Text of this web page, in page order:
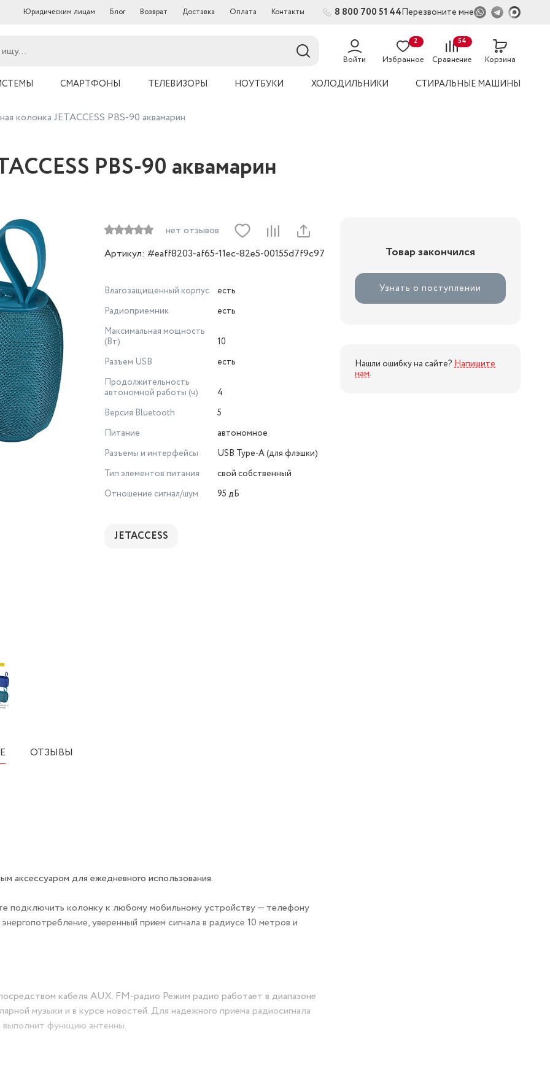
Юридическим лицам Блог Возврат Доставка Оплата Контакты 8 800 700 51 44Перезвоните мне
Войти Избранное
2
Сравнение
54
Корзина
СМАРТФОНЫ ТЕЛЕВИЗОРЫ НОУТБУКИ ХОЛОДИЛЬНИКИ СТИРАЛЬНЫЕ МАШИНЫ
колонка JETACCESS PBS-90 аквамарин
PBS-90 аквамарин
нет отзывов
Артикул: #eaff8203-af65-11ec-82e5-00155d7f9c97
Влагозащищенный корпус
есть
Радиоприемник
есть
Максимальная мощность
(Вт)
10
Разъем USB
есть
Продолжительность
автономной работы (ч)
4
Версия Bluetooth
5
Питание
автономное
Разъемы и интерфейсы
USB Type-A (для флэшки)
Тип элементов питания
свой собственный
Отношение сигнал/шум
95 дБ
JETACCESS
Товар закончился
Узнать о поступлении
Нашли ошибку на сайте? Напишите
нам.
ОТЗЫВЫ
аксессуаром для ежедневного использования.
подключить колонку к любому мобильному устройству — телефону
уверенный прием сигнала в радиусе 10 метров и
кабеля AUX. FM-радио Режим радио работает в диапазоне
музыки и в курсе новостей. Для надежного приема радиосигнала
функцию антенны.